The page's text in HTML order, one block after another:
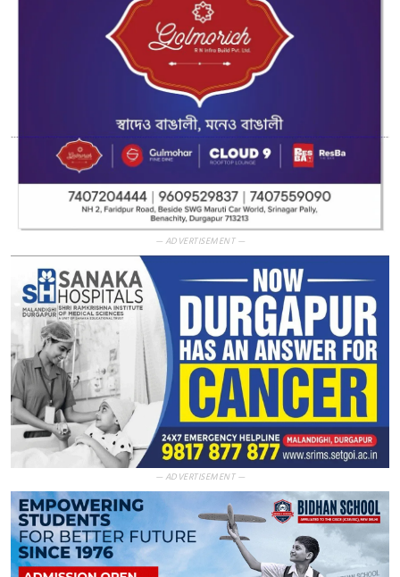
— ADVERTISEMENT —
— ADVERTISEMENT —